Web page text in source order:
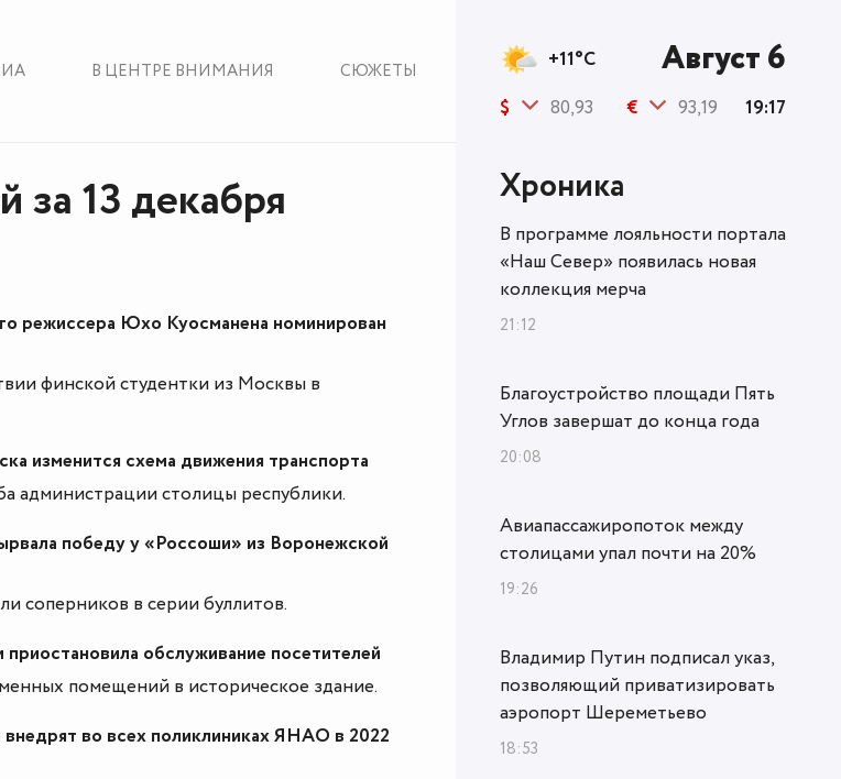
В ЦЕНТРЕ ВНИМАНИЯ СЮЖЕТЫ
за 13 декабря
режиссера Юхо Куосманена номинирован
финской студентки из Москвы в
изменится схема движения транспорта
администрации столицы республики.
победу у «Россоши» из Воронежской
соперников в серии буллитов.
обслуживание посетителей
помещений в историческое здание.
во всех поликлиниках ЯНАО в 2022
+11°C Август 6
$ 80,93 € 93,19 19:17
Хроника
В программе лояльности портала
«Наш Север» появилась новая
коллекция мерча
21:12
Благоустройство площади Пять
Углов завершат до конца года
20:08
Авиапассажиропоток между
столицами упал почти на 20%
19:26
Владимир Путин подписал указ,
позволяющий приватизировать
аэропорт Шереметьево
18:53